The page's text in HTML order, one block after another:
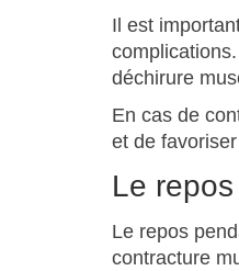
Il est
déchirure
En cas de
et de
Le repos
Le repos
contracture